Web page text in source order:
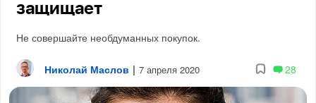
защищает
Не совершайте необдуманных покупок.
Николай Маслов | 7 апреля 2020 28